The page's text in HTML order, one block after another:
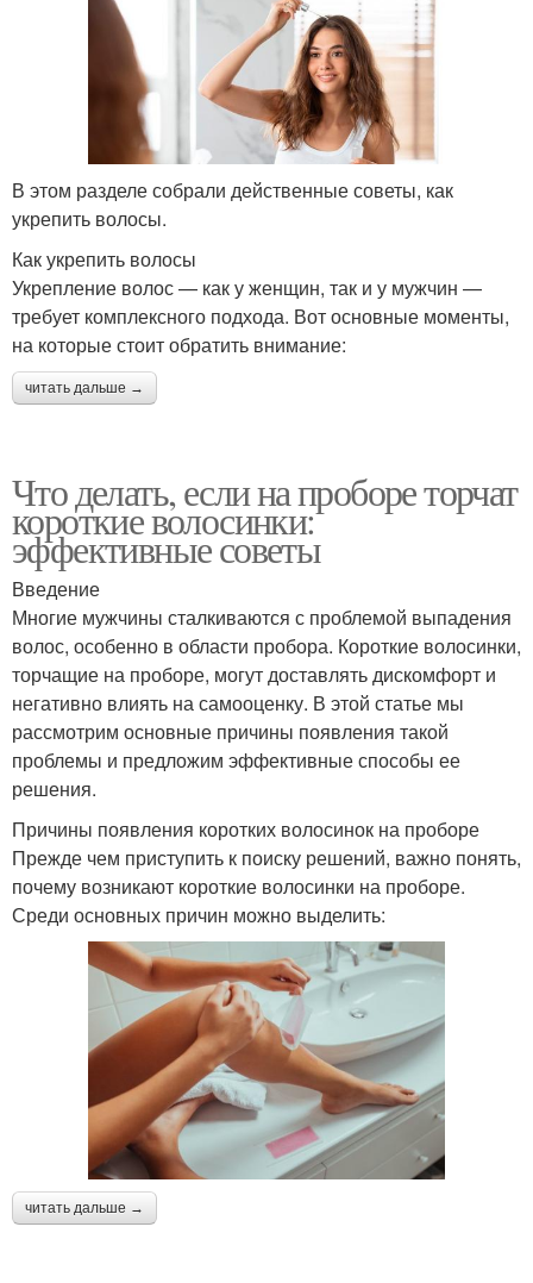
В этом разделе собрали действенные советы, как
укрепить волосы.
Как укрепить волосы
Укрепление волос — как у женщин, так и у мужчин —
требует комплексного подхода. Вот основные моменты,
на которые стоит обратить внимание:
читать дальше →
Что делать, если на проборе торчат
короткие волосинки:
эффективные советы
Введение
Многие мужчины сталкиваются с проблемой выпадения
волос, особенно в области пробора. Короткие волосинки,
торчащие на проборе, могут доставлять дискомфорт и
негативно влиять на самооценку. В этой статье мы
рассмотрим основные причины появления такой
проблемы и предложим эффективные способы ее
решения.
Причины появления коротких волосинок на проборе
Прежде чем приступить к поиску решений, важно понять,
почему возникают короткие волосинки на проборе.
Среди основных причин можно выделить:
читать дальше →